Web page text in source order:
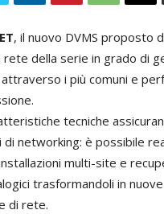
, il nuovo DVMS proposto
rete della serie in grado di
i più comuni e
tecniche
networking: è possibile
multi-site e
trasformandoli in
di rete.